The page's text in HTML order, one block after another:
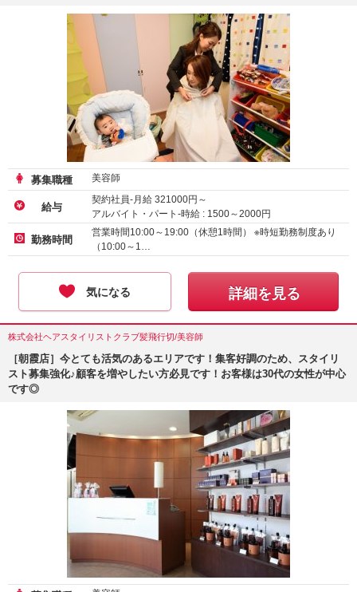
募集職種 美容師
給与
契約社員-月給 321000円～
アルバイト・パート-時給 : 1500～2000円
業務委託-時給 :
1500～ 2000円
勤務時間
営業時間10:00～19:00（休憩1時間） ※時短勤務制度あり
（10:00～1…
気になる 詳細を見る
株式会社ヘアスタイリストクラブ髪飛行切/美容師
［朝霞店］今とても活気のあるエリアです！集客好調のため、スタイリ
スト募集強化♪顧客を増やしたい方必見です！お客様は30代の女性が中心
です◎